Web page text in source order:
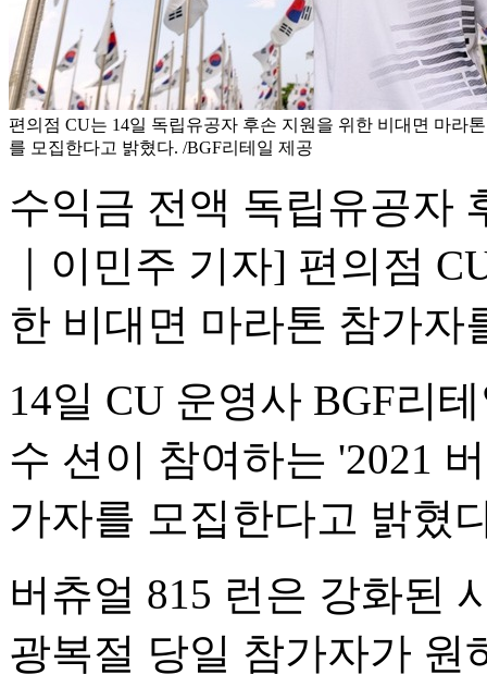
편의점 CU는 14일 독립유공자 후손 지원을 위한 비대면 마라
를 모집한다고 밝혔다. /BGF리테일 제공
수익금 전액 독립유공자
｜이민주 기자] 편의점
한 비대면 마라톤 참가자
14일 CU 운영사 BGF리
수 션이 참여하는 '2021
가자를 모집한다고 밝혔
버츄얼 815 런은 강화된
광복절 당일 참가자가 원